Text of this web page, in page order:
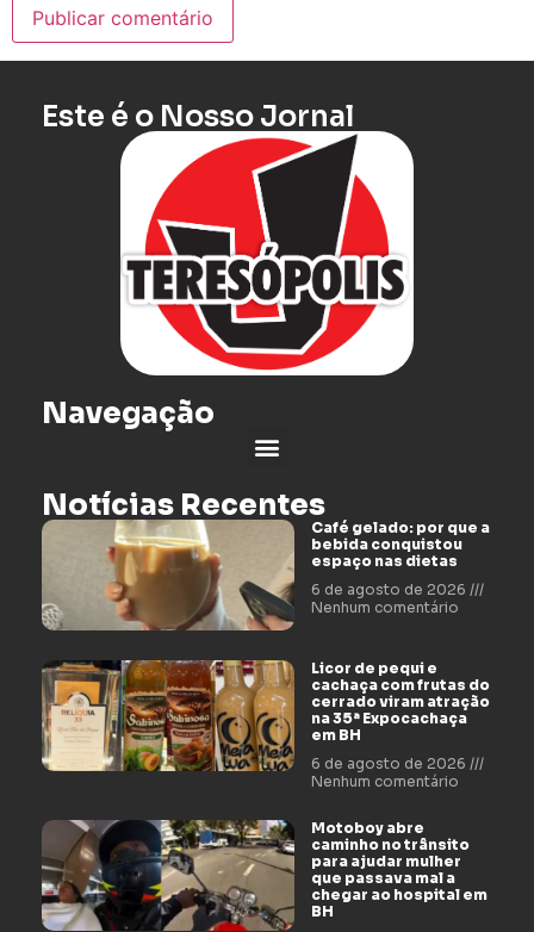
Este é o Nosso Jornal
Navegação
Notícias Recentes
Café gelado: por que a
bebida conquistou
espaço nas dietas
6 de agosto de 2026
Nenhum comentário
Licor de pequi e
cachaça com frutas do
cerrado viram atração
na 35ª Expocachaça
em BH
6 de agosto de 2026
Nenhum comentário
Motoboy abre
caminho no trânsito
para ajudar mulher
que passava mal a
chegar ao hospital em
BH